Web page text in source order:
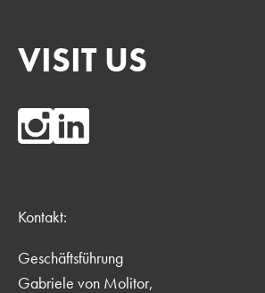
VISIT US
Kontakt:
Geschäftsführung
Gabriele von Molitor,